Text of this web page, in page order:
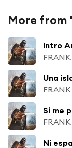
More from
Intro
FRANK
Una
FRANK
Si me
FRANK
Ni